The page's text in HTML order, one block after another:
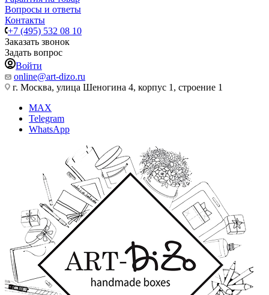
Вопросы и ответы
Контакты
+7 (495) 532 08 10
Заказать звонок
Задать вопрос
Войти
online@art-dizo.ru
г. Москва, улица Шеногина 4, корпус 1, строение 1
MAX
Telegram
WhatsApp